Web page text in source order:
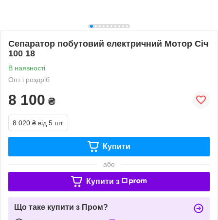
Сепаратор побутовий електричний Мотор Січ
100 18
В наявності
Опт і роздріб
8 100 ₴
8 020 ₴ від 5 шт.
Купити
або
Купити з
Що таке купити з Пром?